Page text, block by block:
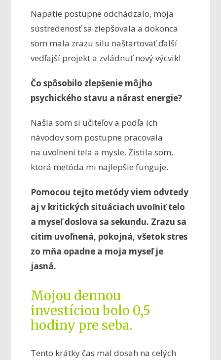
Napätie postupne odchádzalo, moja
sústredenosť sa zlepšovala a dokonca
som mala zrazu silu naštartovať ďalší
vedľajší projekt a zvládnuť nový výcvik!
Čo spôsobilo zlepšenie môjho
psychického stavu a nárast energie?
Našla som si učiteľov a podľa ich
návodov som postupne pracovala
na uvoľnení tela a mysle. Zistila som,
ktorá metóda mi najlepšie funguje.
Pomocou tejto metódy viem odvtedy
aj v kritických situáciach uvoľniť telo
a myseľ doslova sa sekundu. Zrazu sa
cítim uvoľnená, pokojná, všetok stres
zo mňa opadne a moja myseľ je
jasná.
Mojou dennou
investíciou bolo 0,5
hodiny pre seba.
Tento krátky čas mal dosah na celých